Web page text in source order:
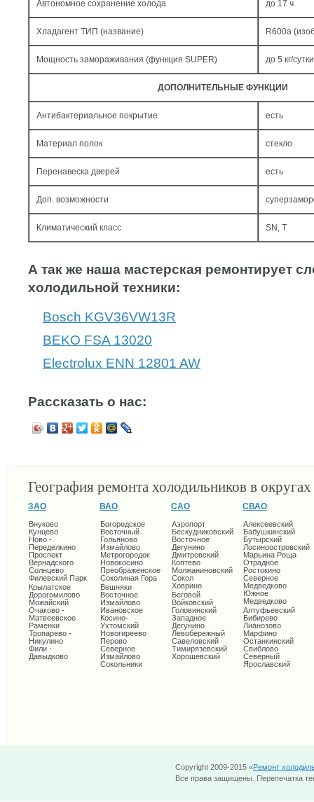
Автономное сохранение холода до 17 ч
Хладагент ТИП (название) R600a
Мощность замораживания (функция SUPER) до 5 кг/cутки
ДОПОЛНИТЕЛЬНЫЕ ФУНКЦИИ
Антибактериальное покрытие есть
Материал полок стекло
Перенавеска дверей есть
Доп. возможности
Климатический класс SN, T
А так же наша мастерская ремонтирует
холодильной техники:
Bosch KGV36VW13R
BEKO FSA 13020
Electrolux ENN 12801 AW
Рассказать о нас:
География ремонта холодильников в
ЗАО
Внуково
Кунцево
Ново -
Переделкино
Проспект
Вернадского
Солнцево
Филевский Парк
Крылатское
Дорогомилово
Можайский
Очаково -
Матвеевское
Раменки
Тропарево -
Никулино
Фили -
Давыдково
ВАО
Богородское
Восточный
Гольяново
Измайлово
Метрогородок
Новокосино
Преображенское
Соколиная Гора
Вешняки
Восточное
Измайлово
Ивановское
Косино-
Ухтомский
Новогиреево
Перово
Северное
Измайлово
Сокольники
САО
Аэропорт
Бескудниковский
Восточное
Дегунино
Дмитровский
Коптево
Молжаниновский
Сокол
Ховрино
Беговой
Войковский
Головинский
Западное
Дегунино
Левобережный
Савеловский
Тимирязевский
Хорошевский
СВАО
Алексеевский
Бабушкинский
Бутырский
Лосиноостровский
Марьина Роща
Отрадное
Ростокино
Северное
Медведково
Южное
Медведково
Алтуфьевский
Бибирево
Лианозово
Марфино
Останкинский
Свиблово
Северный
Ярославский
Copyright 2009-2015 «Ремонт
Все права защищены. Перепечатка